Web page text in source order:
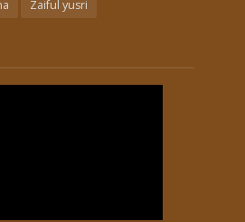
Zaiful yusri